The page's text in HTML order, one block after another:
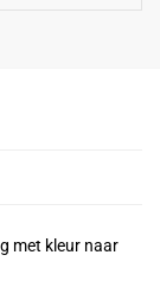
met kleur naar